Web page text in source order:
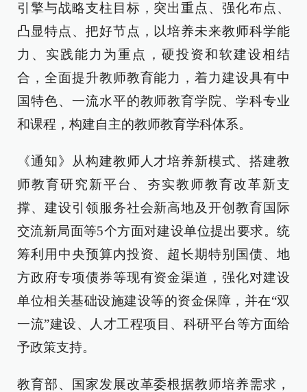
引擎与战略支柱目标，突出重点、强化布点、
凸显特点、把好节点，以培养未来教师科学能
力、实践能力为重点，硬投资和软建设相结
合，全面提升教师教育能力，着力建设具有中
国特色、一流水平的教师教育学院、学科专业
和课程，构建自主的教师教育学科体系。
《通知》从构建教师人才培养新模式、搭建教
师教育研究新平台、夯实教师教育改革新支
撑、建设引领服务社会新高地及开创教育国际
交流新局面等5个方面对建设单位提出要求。统
筹利用中央预算内投资、超长期特别国债、地
方政府专项债券等现有资金渠道，强化对建设
单位相关基础设施建设等的资金保障，并在“双
一流”建设、人才工程项目、科研平台等方面给
予政策支持。
教育部、国家发展改革委根据教师培养需求，